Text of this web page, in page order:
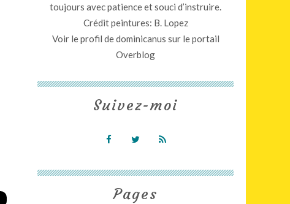
Pages
toujours avec patience et souci d’instruire.
Crédit peintures: B. Lopez
Voir le profil dedominicanus sur le portail
Overblog
Suivez-moi